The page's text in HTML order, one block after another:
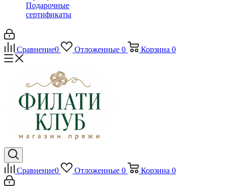
Подарочные
сертификаты
Сравнение0 Отложенные 0 Корзина 0
Сравнение0 Отложенные 0 Корзина 0